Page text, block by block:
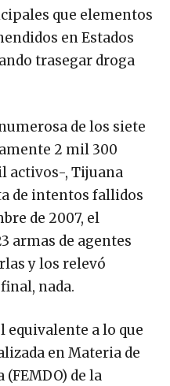
que elementos
en Estados
trasegar droga
de los siete
2 mil 300
activos-, Tijuana
de intentos fallidos
de 2007, el
armas de agentes
y los relevó
nada.
equivalente a lo que
en Materia de
de la